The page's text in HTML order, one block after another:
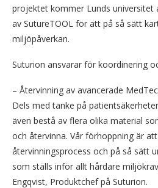
projektet kommer Lunds universitet
av SutureTOOL för att på så sätt
miljöpåverkan.
Suturion ansvarar för koordinering
– Återvinning av avancerade
Dels med tanke på
även bestå av flera olika material
och återvinna. Vår förhoppning är
återvinningsprocess och på så sätt
som ställs inför allt hårdare
Engqvist, Produktchef på Suturion.